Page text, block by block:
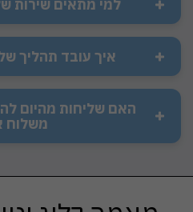
למי מתאים שירות
איך עובד תהליך
האם שליחות מהיום
משלוח